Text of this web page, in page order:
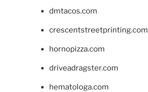
dmtacos.com
crescentstreetprinting.com
hornopizza.com
driveadragster.com
hematologa.com